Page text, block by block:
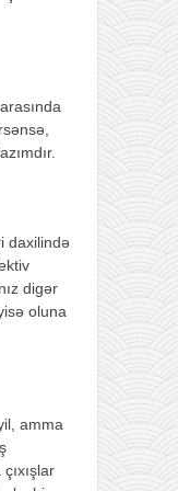
daxilində
digər
oluna
amma